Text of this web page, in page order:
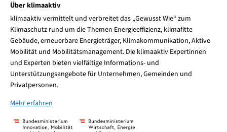
Über klimaaktiv
klimaaktiv vermittelt und verbreitet das „Gewusst Wie“ zum
Klimaschutz rund um die Themen Energieeffizienz, klimafitte
Gebäude, erneuerbare Energieträger, Klimakommunikation, Aktive
Mobilität und Mobilitätsmanagement. Die klimaaktiv Expertinnen
und Experten bieten vielfältige Informations- und
Unterstützungsangebote für Unternehmen, Gemeinden und
Privatpersonen.
Mehr erfahren